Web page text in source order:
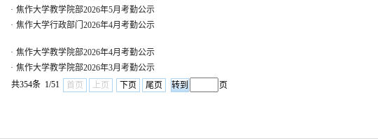
· 焦作大学教学院部2026年5月考勤公示
· 焦作大学行政部门2026年4月考勤公示
· 焦作大学教学院部2026年4月考勤公示
· 焦作大学教学院部2026年3月考勤公示
共354条 1/51
首页 上页 下页 尾页 页